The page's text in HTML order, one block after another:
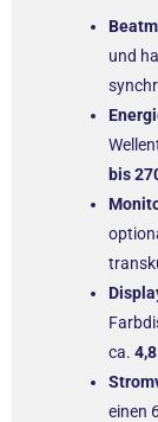
und
bis
ca.
einen